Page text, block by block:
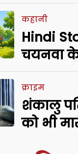
कहानी
Hindi
चयनवा
क्राइम
शंकालु
को भी